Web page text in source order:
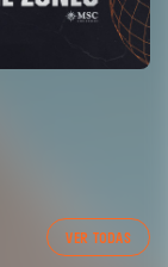
VER TODAS